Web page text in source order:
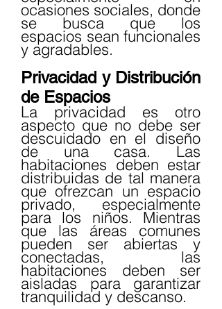
ocasiones sociales, donde
se busca que los
espacios sean funcionales
y agradables.
Privacidad y Distribución
de Espacios
La privacidad es otro
aspecto que no debe ser
descuidado en el diseño
de una casa. Las
habitaciones deben estar
distribuidas de tal manera
que ofrezcan un espacio
privado, especialmente
para los niños. Mientras
que las áreas comunes
pueden ser abiertas y
conectadas, las
habitaciones deben ser
aisladas para garantizar
tranquilidad y descanso.